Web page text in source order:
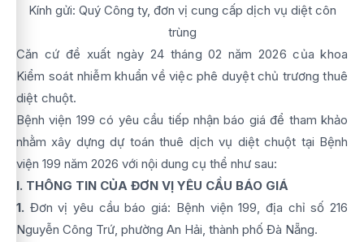
Kính gửi: Quý Công ty, đơn vị cung cấp dịch vụ diệt côn
trùng
Căn cứ đề xuất ngày 24 tháng 02 năm 2026 của khoa
Kiểm soát nhiễm khuẩn về việc phê duyệt chủ trương thuê
diệt chuột.
Bệnh viện 199 có yêu cầu tiếp nhận báo giá để tham khảo
nhằm xây dựng dự toán thuê dịch vụ diệt chuột tại Bệnh
viện 199 năm 2026 với nội dung cụ thể như sau:
I. THÔNG TIN CỦA ĐƠN VỊ YÊU CẦU BÁO GIÁ
1. Đơn vị yêu cầu báo giá: Bệnh viện 199, địa chỉ số 216
Nguyễn Công Trứ, phường An Hải, thành phố Đà Nẵng.